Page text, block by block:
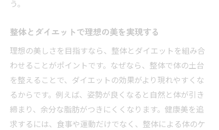
う。
整体とダイエットで理想の美を実現する
理想の美しさを目指すなら、整体とダイエットを組み合
わせることがポイントです。なぜなら、整体で体の土台
を整えることで、ダイエットの効果がより現れやすくな
るからです。例えば、姿勢が良くなると自然と体が引き
締まり、余分な脂肪がつきにくくなります。健康美を追
求するには、食事や運動だけでなく、整体による体のケ